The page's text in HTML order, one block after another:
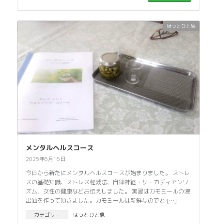
ほっとひと息
メンタルヘルスコース
2025年6月16日
今日から新たにメンタルヘルスコースが始まりました。 ストレ
スの基礎知識、ストレス軽減法、自律神経・サーカディアンリ
ズム、女性の健康などお伝えしました。 実習はカモミールの浸
出油を作って頂きました。カモミールは新鮮なのでと […]
カテゴリー ほっとひと息